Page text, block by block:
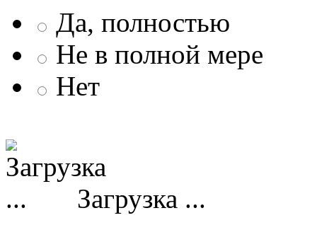
Да, полностью
Не в полной мере
Нет
Загрузка ...